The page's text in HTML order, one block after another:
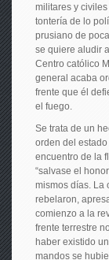
militares y
tontería de lo
prusiano de
se quiere aludir
Centro católico
general acaba
frente que él
el fuego.
Se trata de un
orden del
encuentro de la
“salvase el
mismos días. La
rebelaron,
comienzo a la
frente terrestre
haber existido
mandos se